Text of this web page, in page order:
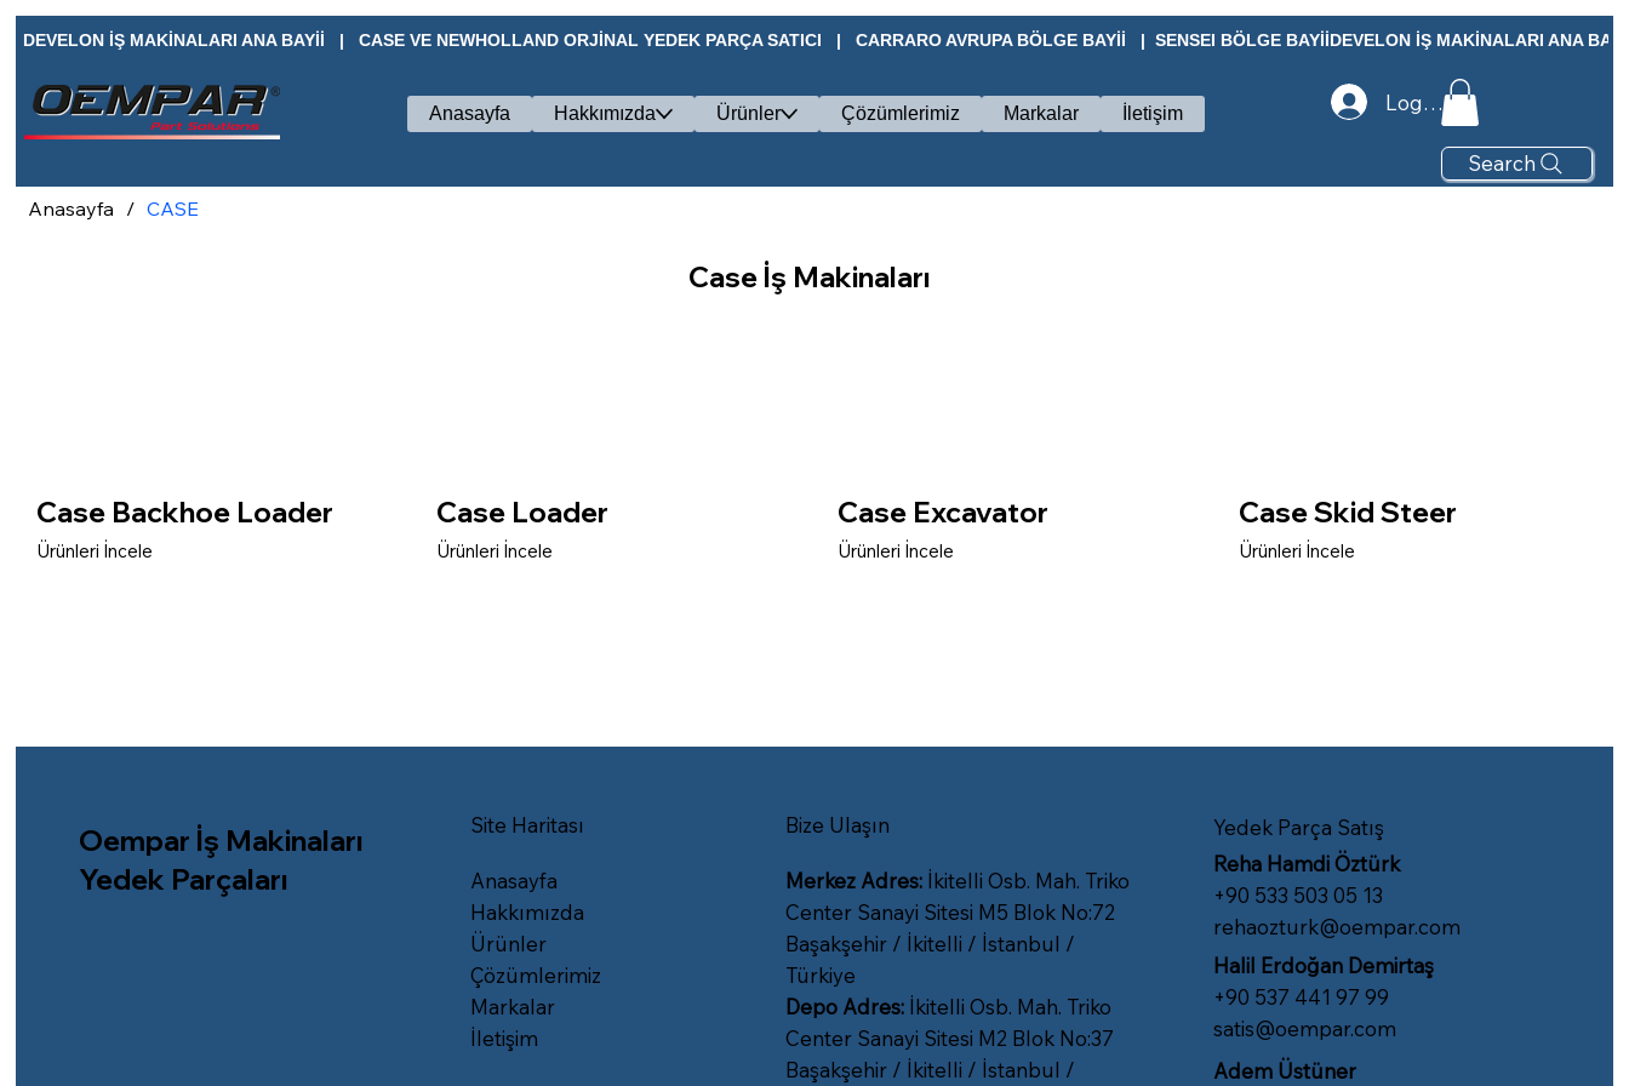
DEVELON İŞ MAKİNALARI ANA BAYİİ   |   CASE VE NEWHOLLAND ORJİNAL YEDEK PARÇA SATICI   |   CARRARO AVRUPA BÖLGE BAYİİ   |  SENSEI BÖLGE BAYİİ
Anasayfa Hakkımızda Ürünler Çözümlerimiz Markalar İletişim Log In
Search
Anasayfa / CASE
Case İş Makinaları
Case Backhoe Loader
Ürünleri İncele
Case Loader
Ürünleri İncele
Case Excavator
Ürünleri İncele
Case Skid Steer
Ürünleri İncele
Oempar İş Makinaları
Yedek Parçaları
Site Haritası
Anasayfa
Hakkımızda
Ürünler
Çözümlerimiz
Markalar
İletişim
Bize Ulaşın
Merkez Adres: İkitelli Osb. Mah. Triko
Center Sanayi Sitesi M5 Blok No:72
Başakşehir / İkitelli / İstanbul /
Türkiye
Depo Adres: İkitelli Osb. Mah. Triko
Center Sanayi Sitesi M2 Blok No:37
Başakşehir / İkitelli / İstanbul /
Yedek Parça Satış
Reha Hamdi Öztürk
​+90 533 503 05 13
rehaozturk@oempar.com
Halil Erdoğan Demirtaş
+90 537 441 97 99
satis@oempar.com
Adem Üstüner